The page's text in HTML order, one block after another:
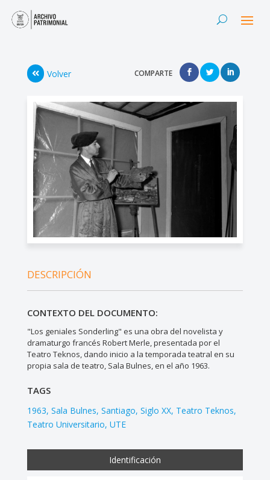
Volver COMPARTE
DESCRIPCIÓN
CONTEXTO DEL DOCUMENTO:
"Los geniales Sonderling" es una obra del novelista y
dramaturgo francés Robert Merle, presentada por el
Teatro Teknos, dando inicio a la temporada teatral en su
propia sala de teatro, Sala Bulnes, en el año 1963.
TAGS
1963 Sala Bulnes Santiago Siglo XX Teatro Teknos
Teatro Universitario UTE
Identificación